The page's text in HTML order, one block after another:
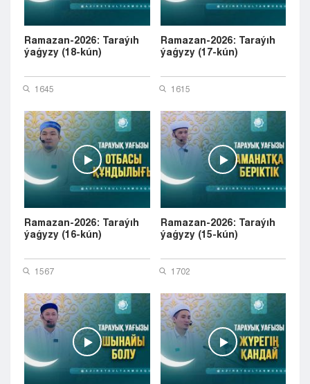
Ramazan-2026: Taraýıh
ýaǵyzy (18-kún)
1645
Ramazan-2026: Taraýıh
ýaǵyzy (17-kún)
1615
Ramazan-2026: Taraýıh
ýaǵyzy (16-kún)
1567
Ramazan-2026: Taraýıh
ýaǵyzy (15-kún)
1702